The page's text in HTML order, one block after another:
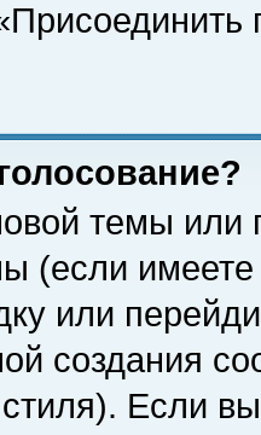
темы или
(если
или
создания
Если